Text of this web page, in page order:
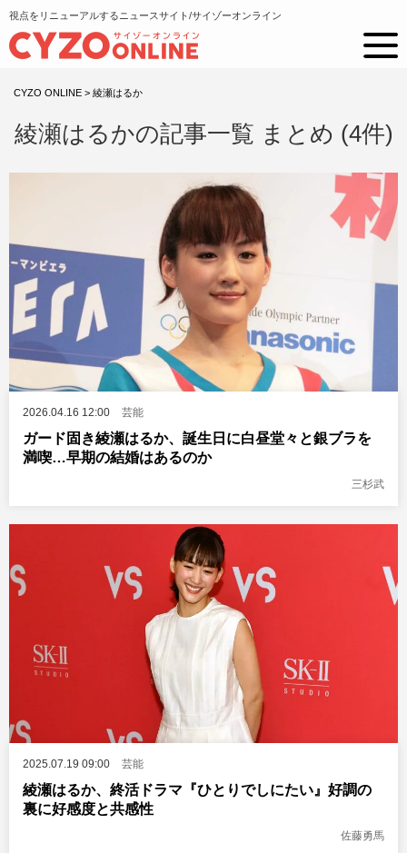
視点をリニューアルするニュースサイト/サイゾーオンライン
CYZO ONLINE > 綾瀬はるか
綾瀬はるかの記事一覧 まとめ (4件)
2026.04.16 12:00 芸能
ガード固き綾瀬はるか、誕生日に白昼堂々と銀ブラを
満喫…早期の結婚はあるのか
三杉武
2025.07.19 09:00 芸能
綾瀬はるか、終活ドラマ『ひとりでしにたい』好調の
裏に好感度と共感性
佐藤勇馬